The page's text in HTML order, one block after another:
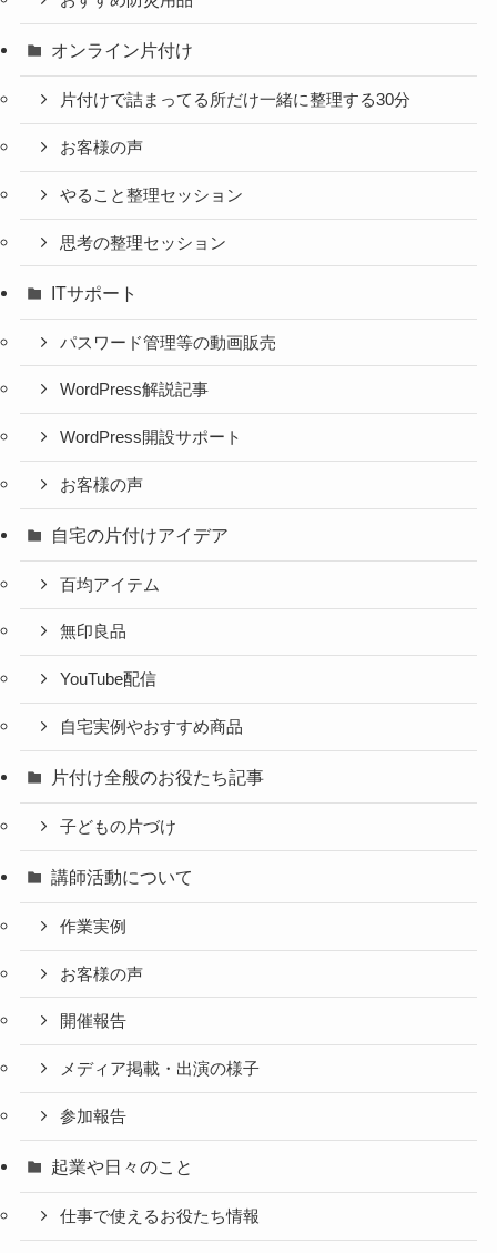
オンライン片付け
片付けで詰まってる所だけ一緒に整理する30分
お客様の声
やること整理セッション
思考の整理セッション
ITサポート
パスワード管理等の動画販売
WordPress解説記事
WordPress開設サポート
お客様の声
自宅の片付けアイデア
百均アイテム
無印良品
YouTube配信
自宅実例やおすすめ商品
片付け全般のお役たち記事
子どもの片づけ
講師活動について
作業実例
お客様の声
開催報告
メディア掲載・出演の様子
参加報告
起業や日々のこと
仕事で使えるお役たち情報